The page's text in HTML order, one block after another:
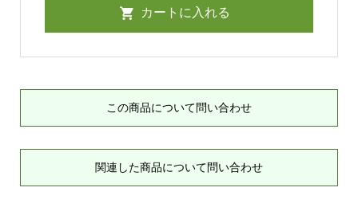
この商品について問い合わせ
関連した商品について問い合わせ